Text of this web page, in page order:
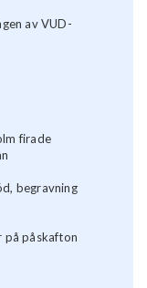
av VUD-
firade
begravning
på påskafton